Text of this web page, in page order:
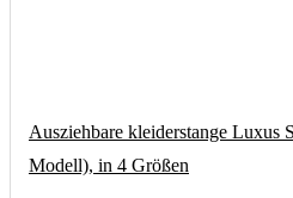
Ausziehbare kleiderstange Luxus
Modell), in 4 Größen